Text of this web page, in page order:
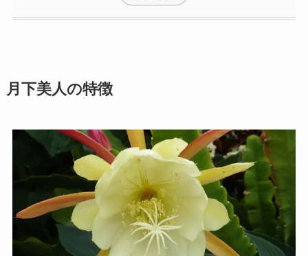
月下美人の特徴